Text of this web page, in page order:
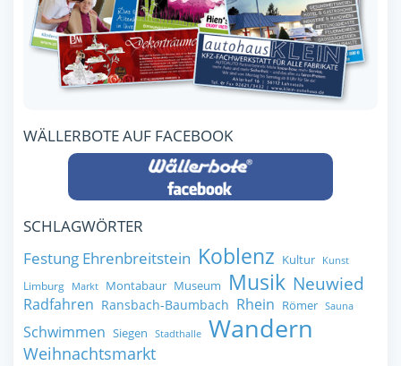
WÄLLERBOTE AUF FACEBOOK
SCHLAGWÖRTER
Festung Ehrenbreitstein Koblenz Kultur Kunst
Limburg Markt Montabaur Museum Musik Neuwied
Radfahren Ransbach-Baumbach Rhein Römer Sauna
Schwimmen Siegen Stadthalle Wandern
Weihnachtsmarkt